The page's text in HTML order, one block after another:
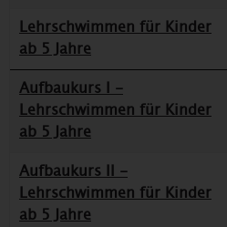
Lehrschwimmen für Kinder
ab 5 Jahre
Aufbaukurs I -
Lehrschwimmen für Kinder
ab 5 Jahre
Aufbaukurs II -
Lehrschwimmen für Kinder
ab 5 Jahre